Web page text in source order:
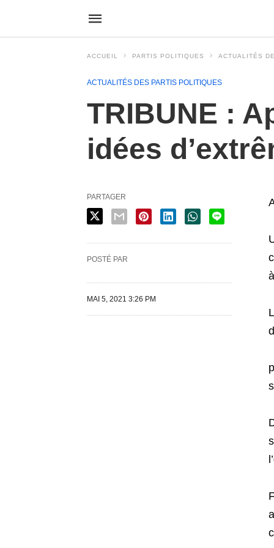
ACCUEIL PARTIS POLITIQUES ACTUALITÉS
ACTUALITÉS DES PARTIS POLITIQUES
TRIBUNE :
idées
PARTAGER
POSTÉ PAR
MAI 5, 2021 3:26 PM